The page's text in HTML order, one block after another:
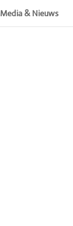
Media & Nieuws